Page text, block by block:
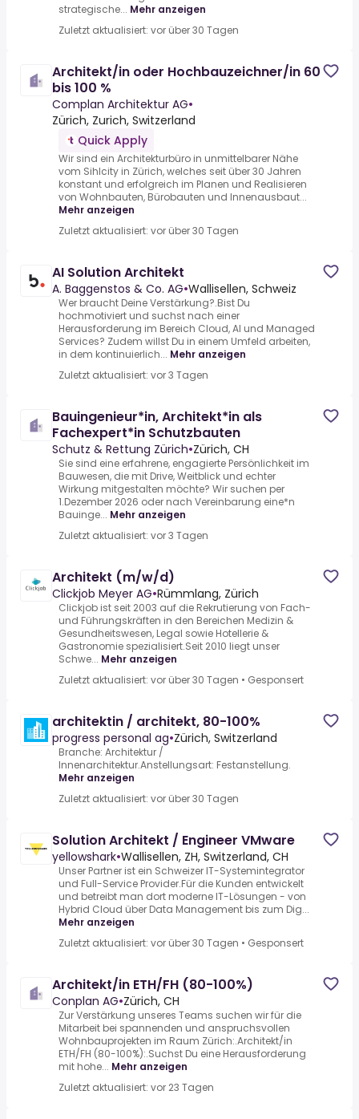
strategische... Mehr anzeigen
Zuletzt aktualisiert: vor über 30 Tagen
Architekt/in oder Hochbauzeichner/in 60
bis 100 %
Complan Architektur AG•
Zürich, Zurich, Switzerland
Quick Apply
Wir sind ein Architekturbüro in unmittelbarer Nähe
vom Sihlcity in Zürich, welches seit über 30 Jahren
konstant und erfolgreich im Planen und Realisieren
von Wohnbauten, Bürobauten und Innenausbaut...
Mehr anzeigen
Zuletzt aktualisiert: vor über 30 Tagen
AI Solution Architekt
A. Baggenstos & Co. AG•Wallisellen, Schweiz
Wer braucht Deine Verstärkung?.Bist Du
hochmotiviert und suchst nach einer
Herausforderung im Bereich Cloud, AI und Managed
Services? Zudem willst Du in einem Umfeld arbeiten,
in dem kontinuierlich... Mehr anzeigen
Zuletzt aktualisiert: vor 3 Tagen
Bauingenieur*in, Architekt*in als
Fachexpert*in Schutzbauten
Schutz & Rettung Zürich•Zürich, CH
Sie sind eine erfahrene, engagierte Persönlichkeit im
Bauwesen, die mit Drive, Weitblick und echter
Wirkung mitgestalten möchte? Wir suchen per
1.Dezember 2026 oder nach Vereinbarung eine*n
Bauinge... Mehr anzeigen
Zuletzt aktualisiert: vor 3 Tagen
Architekt (m/w/d)
Clickjob Meyer AG•Rümmlang, Zürich
Clickjob ist seit 2003 auf die Rekrutierung von Fach-
und Führungskräften in den Bereichen Medizin &
Gesundheitswesen, Legal sowie Hotellerie &
Gastronomie spezialisiert.Seit 2010 liegt unser
Schwe... Mehr anzeigen
Zuletzt aktualisiert: vor über 30 Tagen • Gesponsert
architektin / architekt, 80-100%
progress personal ag•Zürich, Switzerland
Branche: Architektur /
Innenarchitektur.Anstellungsart: Festanstellung.
Mehr anzeigen
Zuletzt aktualisiert: vor über 30 Tagen
Solution Architekt / Engineer VMware
yellowshark•Wallisellen, ZH, Switzerland, CH
Unser Partner ist ein Schweizer IT-Systemintegrator
und Full-Service Provider.Für die Kunden entwickelt
und betreibt man dort moderne IT-Lösungen - von
Hybrid Cloud über Data Management bis zum Dig...
Mehr anzeigen
Zuletzt aktualisiert: vor über 30 Tagen • Gesponsert
Architekt/in ETH/FH (80-100%)
Conplan AG•Zürich, CH
Zur Verstärkung unseres Teams suchen wir für die
Mitarbeit bei spannenden und anspruchsvollen
Wohnbauprojekten im Raum Zürich:.Architekt/in
ETH/FH (80-100%):.Suchst Du eine Herausforderung
mit hohe... Mehr anzeigen
Zuletzt aktualisiert: vor 23 Tagen